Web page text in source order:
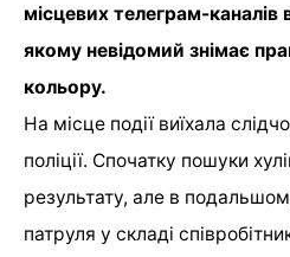
місцевих телеграм-каналів
якому невідомий знімає
кольору.
На місце події виїхала
поліції. Спочатку пошуки
результату, але в
патруля у складі